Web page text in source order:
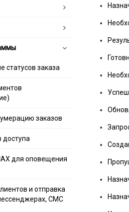
статусов заказа
заказов
доступа
для оповещения
и отправка
СМС